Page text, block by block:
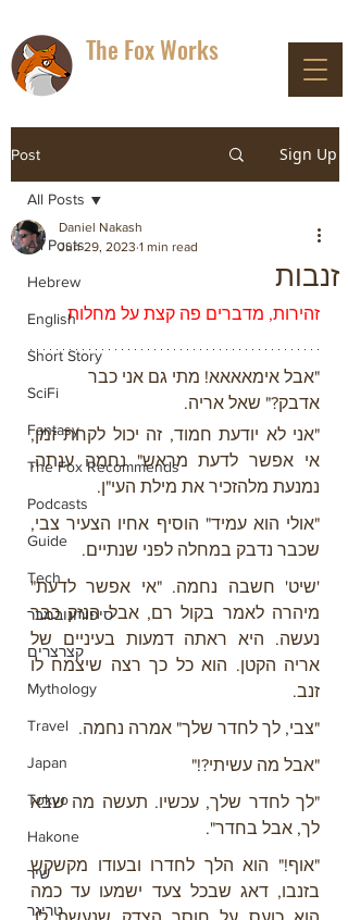
The Fox Works
Post Sign Up
All Posts
Hebrew
English
Short Story
SciFi
Fantasy
The Fox Recommends
Podcasts
Guide
Tech
סיפורונובמבר
קצרצרים
Mythology
Travel
Japan
Tokyo
Hakone
שיר
טריגר
All Posts
זנבות
Daniel Nakash
Jun 29, 2023 1 min read
זהירות, מדברים פה קצת על מחלות
"אבל אימאאאא! מתי גם אני כבר
אדבק?" שאל אריה.
"אני לא יודעת חמוד, זה יכול לקחת זמן,
אי אפשר לדעת מראש" נחמה ענתה,
נמנעת מלהזכיר את מילת העי"ן.
שכבר נדבק במחלה לפני שנתיים.
מיהרה לאמר בקול רם, אבל הנזק כבר
זנב.
"צבי, לך לחדר שלך" אמרה נחמה.
"אבל מה עשיתי?!"
"לך לחדר שלך, עכשיו. תעשה מה שבא
לך, אבל בחדר".